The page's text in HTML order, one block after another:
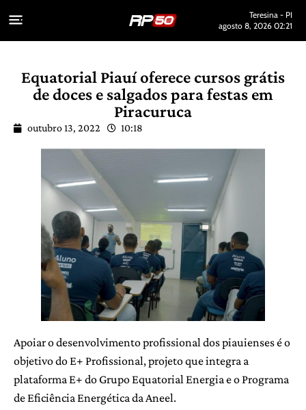
Teresina - PI
agosto 8, 2026 02:21
Equatorial Piauí oferece cursos grátis
de doces e salgados para festas em
Piracuruca
outubro 13, 2022 10:18
Apoiar o desenvolvimento profissional dos piauienses é o
objetivo do E+ Profissional, projeto que integra a
plataforma E+ do Grupo Equatorial Energia e o Programa
de Eficiência Energética da Aneel.